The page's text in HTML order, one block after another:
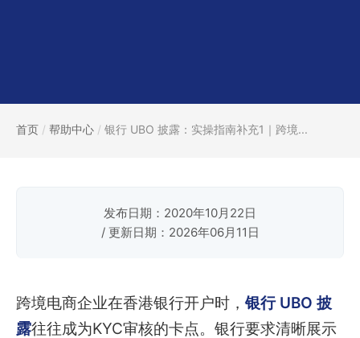
首页 / 帮助中心 / 银行 UBO 披露：实操指南补充1｜跨境...
发布日期：2020年10月22日
/ 更新日期：2026年06月11日
跨境电商企业在香港银行开户时，银行 UBO 披
露往往成为KYC审核的卡点。银行要求清晰展示